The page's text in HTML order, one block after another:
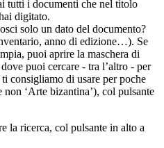
tutti i documenti che nel titolo
digitato.
solo un dato del documento?
anno di edizione…). Se
puoi aprire la maschera di
puoi cercare - tra l’altro - per
consigliamo di usare per poche
non ‘Arte bizantina’), col pulsante
la ricerca, col pulsante in alto a